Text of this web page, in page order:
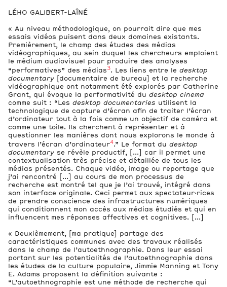
Crédits
LÉHO GALIBERT-LAÎNÉ
« Au niveau méthodologique, on pourrait dire que mes
essais vidéos puisent dans deux domaines existants.
Premièrement, le champ des études des médias
vidéographiques, au sein duquel les chercheurs emploient
le médium audiovisuel pour produire des analyses
“performatives” des médias 3. Les liens entre le desktop
documentary [documentaire de bureau] et la recherche
vidéographique ont notamment été explorés par Catherine
Grant, qui évoque la performativité du desktop cinema
comme suit : “Les desktop documentaries utilisent la
technologique de capture d’écran afin de traiter l’écran
d’ordinateur tout à la fois comme un objectif de caméra et
comme une toile. Ils cherchent à représenter et à
questionner les manières dont nous explorons le monde à
travers l’écran d’ordinateur4.” Le format du desktop
documentary se révèle productif, [...] car il permet une
contextualisation très précise et détaillée de tous les
médias présentés. Chaque vidéo, image ou reportage que
j’ai rencontré [...] au cours de mon processus de
recherche est montré tel que je l’ai trouvé, intégré dans
son interface originale. Ceci permet aux spectateur·rices
de prendre conscience des infrastructures numériques
qui conditionnent mon accès aux médias étudiés et qui en
influencent mes réponses affectives et cognitives. [...]
« Deuxièmement, [ma pratique] partage des
caractéristiques communes avec des travaux réalisés
dans le champ de l’autoethnographie. Dans leur essai
portant sur les potentialités de l’autoethnographie dans
les études de la culture populaire, Jimmie Manning et Tony
E. Adams proposent la définition suivante :
“L’autoethnographie est une méthode de recherche qui